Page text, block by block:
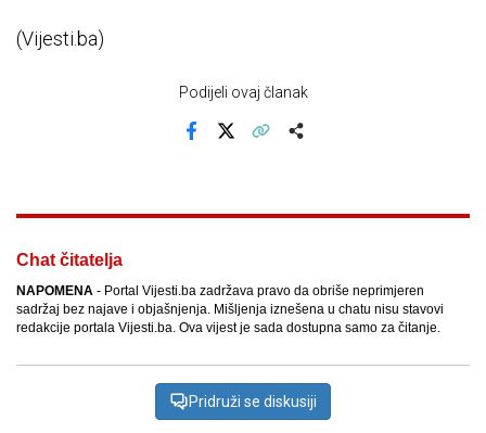
(Vijesti.ba)
Podijeli ovaj članak
Chat čitatelja
NAPOMENA - Portal Vijesti.ba zadržava pravo da obriše neprimjeren
sadržaj bez najave i objašnjenja. Mišljenja iznešena u chatu nisu stavovi
redakcije portala Vijesti.ba. Ova vijest je sada dostupna samo za čitanje.
Pridruži se diskusiji